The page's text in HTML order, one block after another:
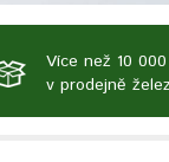
Více než 10
v prodejně